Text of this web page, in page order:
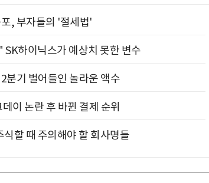
, 부자들의 '절세법'
하이닉스가 예상치 못한 변수
기 벌어들인 놀라운 액수
이 논란 후 바뀐 결제 순위
할 때 주의해야 할 회사명들